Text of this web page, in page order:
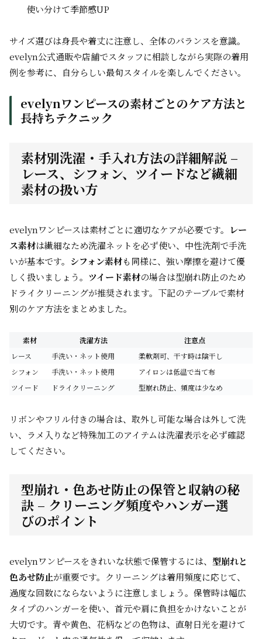
使い分けて季節感UP
サイズ選びは身長や着丈に注意し、全体のバランスを意識。
evelyn公式通販や店舗でスタッフに相談しながら実際の着用
例を参考に、自分らしい最旬スタイルを楽しんでください。
evelynワンピースの素材ごとのケア方法と
長持ちテクニック
素材別洗濯・手入れ方法の詳細解説 –
レース、シフォン、ツイードなど繊細
素材の扱い方
evelynワンピースは素材ごとに適切なケアが必要です。
レー
ス素材は繊細なため洗濯ネットを必ず使い、中性洗剤で手洗
いが基本です。 シフォン素材も同様に、強い摩擦を避けて優
しく扱いましょう。 ツイード素材の場合は型崩れ防止のため
ドライクリーニングが推奨されます。下記のテーブルで素材
別のケア方法をまとめました。
素材 洗濯方法
注意点
レース
手洗い・ネット使用
柔軟剤可、干す時は陰干し
シフォン
手洗い・ネット使用
アイロンは低温で当て布
ツイード
ドライクリーニング 型崩れ防止、頻度は少なめ
リボンやフリル付きの場合は、取外し可能な場合は外して洗
い、ラメ入りなど特殊加工のアイテムは洗濯表示を必ず確認
してください。
型崩れ・色あせ防止の保管と収納の秘
訣 – クリーニング頻度やハンガー選
びのポイント
evelynワンピースをきれいな状態で保管するには、 型崩れと
色あせ防止が重要です。クリーニングは着用頻度に応じて、
過度な回数にならないように注意しましょう。保管時は幅広
タイプのハンガーを使い、首元や肩に負担をかけないことが
大切です。青や黄色、花柄などの色物は、直射日光を避けて